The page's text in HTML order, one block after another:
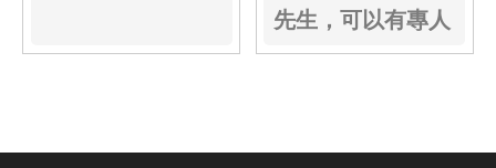
先生，可以有專人
到府幫忙搬運～